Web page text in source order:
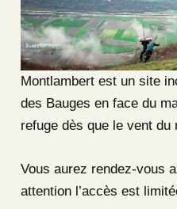
Montlambert est un site
des Bauges en face du
refuge dès que le vent du
Vous aurez rendez-vous
attention l’accès est